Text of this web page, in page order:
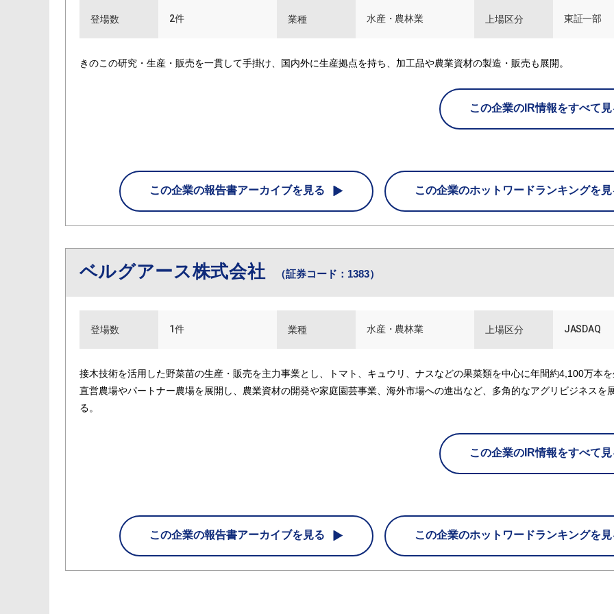
登場数 2件 業種 水産・農林業 上場区分 東証一部
きのこの研究・生産・販売を一貫して手掛け、国内外に生産拠点を持ち、加工品や農業資材の製造・販売も展開。
この企業のIR情報をすべて見
この企業の報告書アーカイブを見る この企業のホットワードランキングを見
ベルグアース株式会社 （証券コード：1383）
登場数 1件 業種 水産・農林業 上場区分 JASDAQ
接木技術を活用した野菜苗の生産・販売を主力事業とし、トマト、キュウリ、ナスなどの果菜類を中心に年間約4,100万本
直営農場やパートナー農場を展開し、農業資材の開発や家庭園芸事業、海外市場への進出など、多角的なアグリビジネスを
る。
この企業のIR情報をすべて見
この企業の報告書アーカイブを見る この企業のホットワードランキングを見